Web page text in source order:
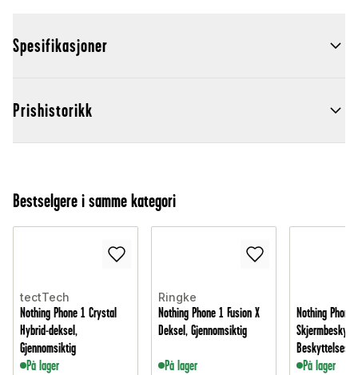
Spesifikasjoner
Prishistorikk
Bestselgere i samme kategori
tectTech
Nothing Phone 1 Crystal
Hybrid-deksel,
Gjennomsiktig
På lager
Ringke
Nothing Phone 1 Fusion X
Deksel, Gjennomsiktig
På lager
Nothing Phone
På lager